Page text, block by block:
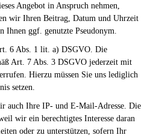
Angebot in Anspruch nehmen,
wir Ihren Beitrag, Datum und Uhrzeit
Ihnen ggf. genutzte Pseudonym.
6 Abs. 1 lit. a) DSGVO. Die
Art. 7 Abs. 3 DSGVO jederzeit mit
Hierzu müssen Sie uns lediglich
setzen.
auch Ihre IP- und E-Mail-Adresse. Die
wir ein berechtigtes Interesse daran
oder zu unterstützen, sofern Ihr